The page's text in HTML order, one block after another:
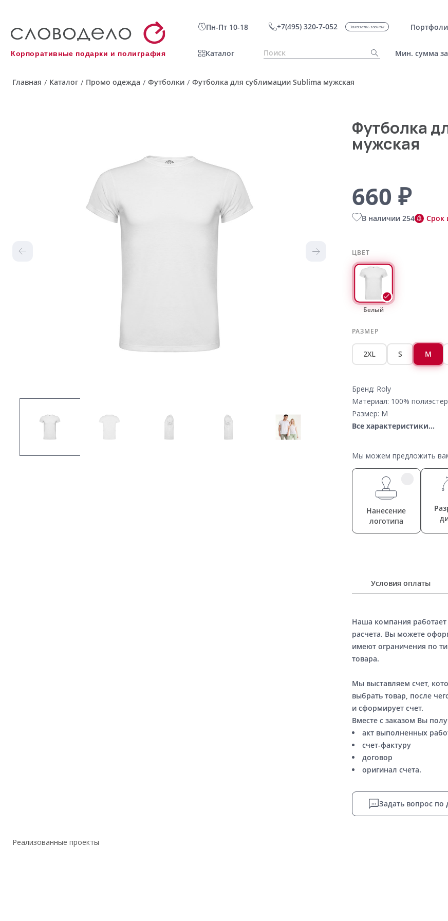
Корпоративные подарки и полиграфия
Пн-Пт 10-18 +7(495) 320-7-052 Заказать звонок
Каталог Мин. сумма
Главная / Каталог / Промо одежда / Футболки / Футболка для сублимации Sublima мужская
Футболка
мужская
660 ₽
В наличии 254 Срок
ЦВЕТ
Белый
РАЗМЕР
2XL S M
Бренд: Roly
Материал: 100% полиэстер
Размер: M
Все характеристики...
Мы можем предложить вам
Нанесение
логотипа
Условия оплаты
Наша компания
расчета. Вы можете
имеют ограничения по
товара.
Мы выставляем счет,
выбрать товар, после
и сформирует счет.
Вместе с заказом Вы
акт выполненных
счет-фактуру
договор
оригинал счета.
Задать вопрос по
Реализованные проекты